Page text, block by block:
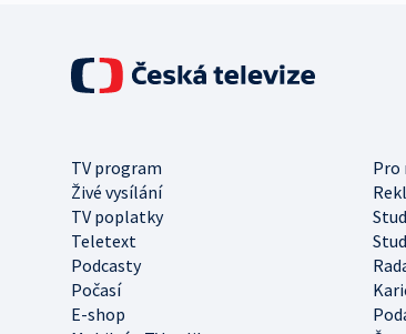
TV program
Pro
Živé vysílání
TV poplatky
Teletext
Podcasty
Počasí
E-shop